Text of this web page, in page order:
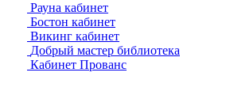
Рауна кабинет
Бостон кабинет
Викинг кабинет
Добрый мастер библиотека
Кабинет Прованс